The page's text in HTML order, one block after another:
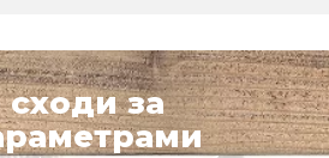
за